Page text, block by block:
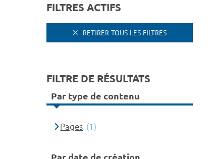
FILTRES ACTIFS
RETIRER TOUS LES FILTRES
FILTRE DE RÉSULTATS
Par type de contenu
Pages (1)